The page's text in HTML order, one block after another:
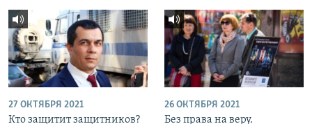
27 ОКТЯБРЯ 2021
Кто защитит защитников?
26 ОКТЯБРЯ 2021
Без права на веру.